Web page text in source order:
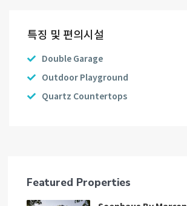
특징 및 편의시설
Double Garage
Outdoor Playground
Quartz Countertops
Featured Properties